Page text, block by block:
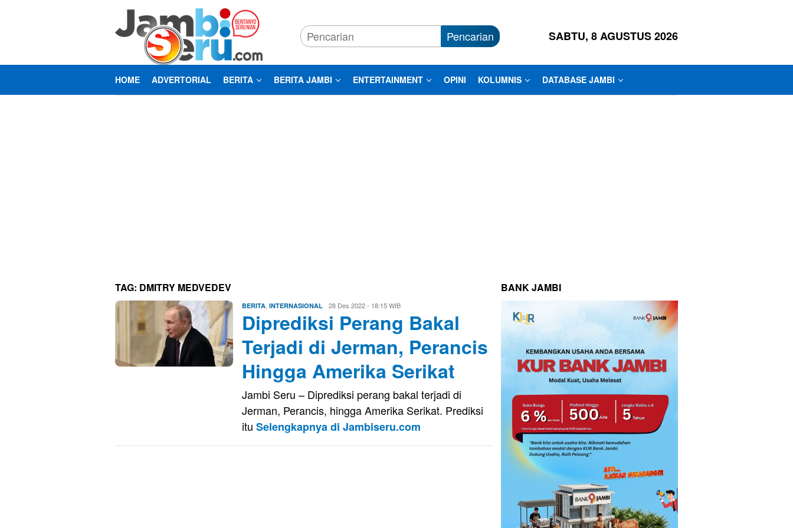
Pencarian SABTU, 8 AGUSTUS 2026
HOME ADVERTORIAL BERITA BERITA JAMBI ENTERTAINMENT OPINI KOLUMNIS DATABASE JAMBI
TAG: DMITRY MEDVEDEV
BERITA INTERNASIONAL Firman
Saputra
28 Des 2022 - 18:15 WIB
Diprediksi Perang Bakal
Terjadi di Jerman, Perancis
Hingga Amerika Serikat
Jambi Seru – Diprediksi perang bakal terjadi di
Jerman, Perancis, hingga Amerika Serikat. Prediksi
itu Selengkapnya di Jambiseru.com
BANK JAMBI